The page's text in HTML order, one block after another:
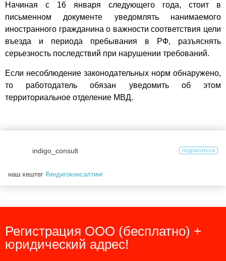
Начиная с 16 января следующего года, стоит в
письменном документе уведомлять нанимаемого
иностранного гражданина о важности соответствия цели
въезда и периода пребывания в РФ, разъяснять
серьезность последствий при нарушении требований.
Если несоблюдение законодательных норм обнаружено,
то работодатель обязан уведомить об этом
территориальное отделение МВД.
indigo_consult подписаться
наш хештег #индигоконсалтинг
Регистрация ООО (бесплатно) +
юридический адрес!